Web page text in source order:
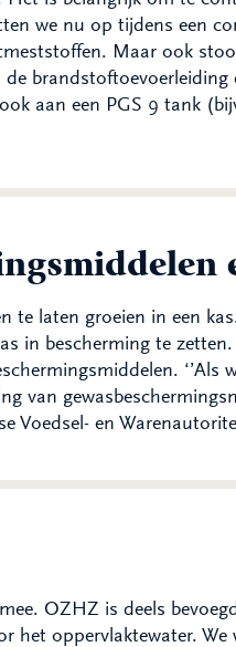
we nu op tijdens een
Maar ook
brandstoftoevoerleiding
aan een PGS 9 tank
te laten groeien in een
in bescherming te
van
Voedsel- en
OZHZ is deels
het oppervlaktewater.